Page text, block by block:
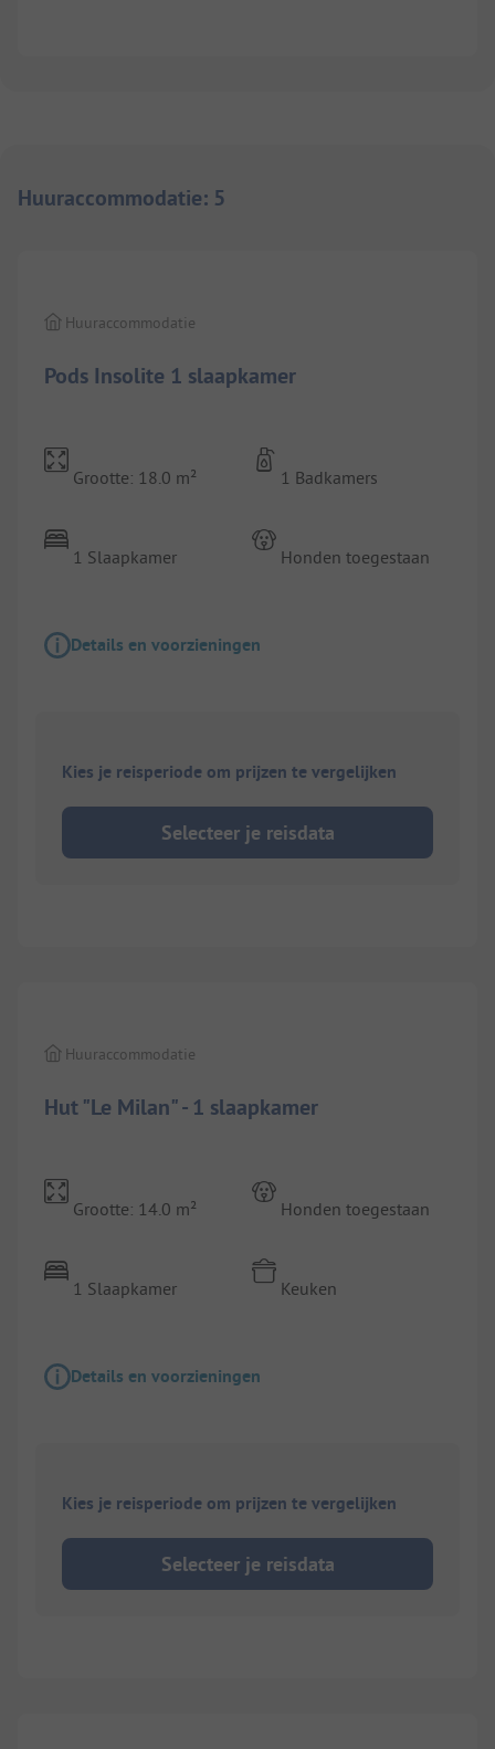
Huuraccommodatie: 5
Pods Insolite 1 slaapkamer
Huuraccommodatie
Grootte: 18.0 m²
1 Slaapkamer
1 Badkamers
Honden toegestaan
Details en voorzieningen
Kies je reisperiode om prijzen te vergelijken
Selecteer je reisdata
Hut "Le Milan" - 1 slaapkamer
Huuraccommodatie
Grootte: 14.0 m²
1 Slaapkamer
Honden toegestaan
Keuken
Details en voorzieningen
Kies je reisperiode om prijzen te vergelijken
Selecteer je reisdata